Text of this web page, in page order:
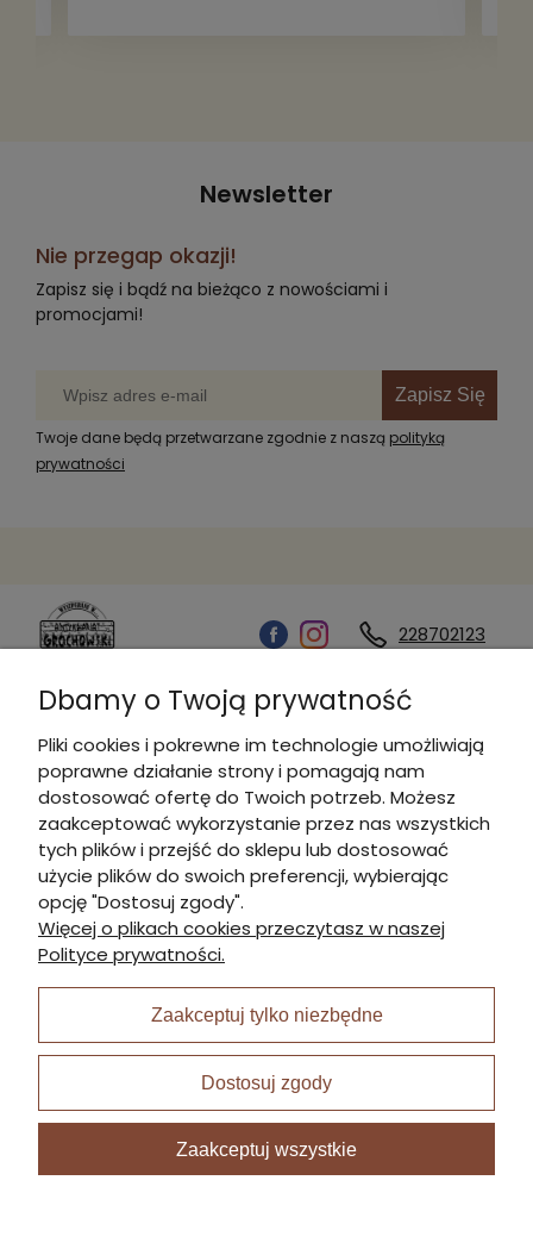
Newsletter
Nie przegap okazji!
Zapisz się i bądź na bieżąco z nowościami i
promocjami!
Zapisz Się
Twoje dane będą przetwarzane zgodnie z naszą polityką
prywatności
228702123
Kontakt
Informacje
Płatności i dostawa
Moje konto
I Nagroda w plabiscycie:
Dbamy o Twoją prywatność
Pliki cookies i pokrewne im technologie umożliwiają
poprawne działanie strony i pomagają nam
dostosować ofertę do Twoich potrzeb. Możesz
zaakceptować wykorzystanie przez nas wszystkich
tych plików i przejść do sklepu lub dostosować
użycie plików do swoich preferencji, wybierając
opcję "Dostosuj zgody".
Więcej o plikach cookies przeczytasz w naszej
Polityce prywatności.
Zaakceptuj tylko niezbędne
Dostosuj zgody
Zaakceptuj wszystkie